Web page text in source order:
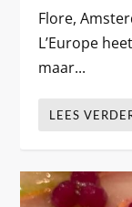
Flore,
L’Europe
maar...
LEES